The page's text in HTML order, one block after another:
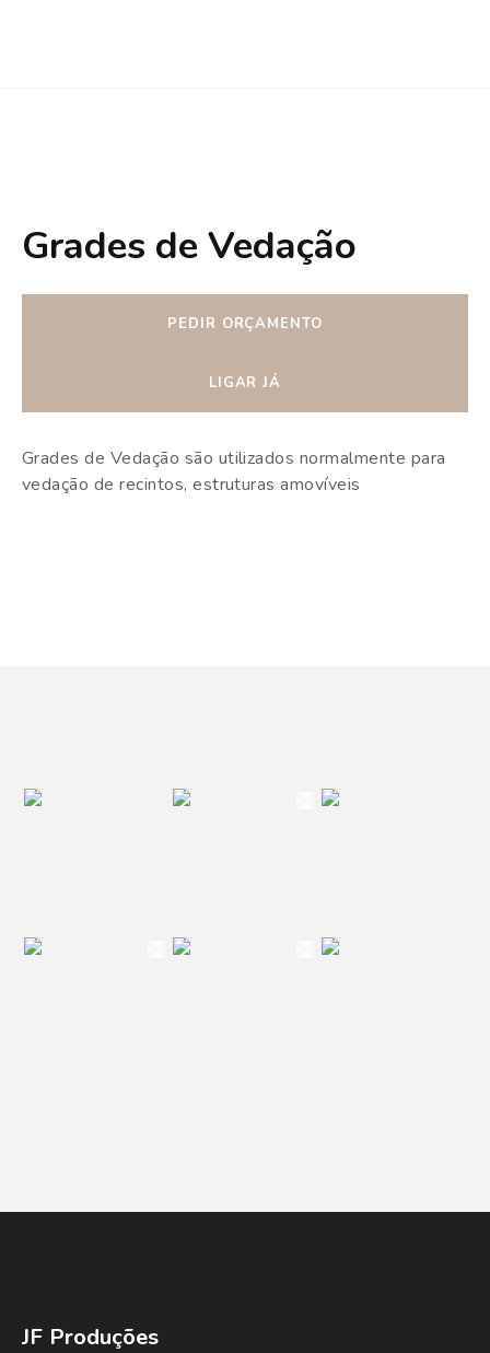
Grades de Vedação
PEDIR ORÇAMENTO
LIGAR JÁ
Grades de Vedação são utilizados normalmente para
vedação de recintos, estruturas amovíveis
JF Produções